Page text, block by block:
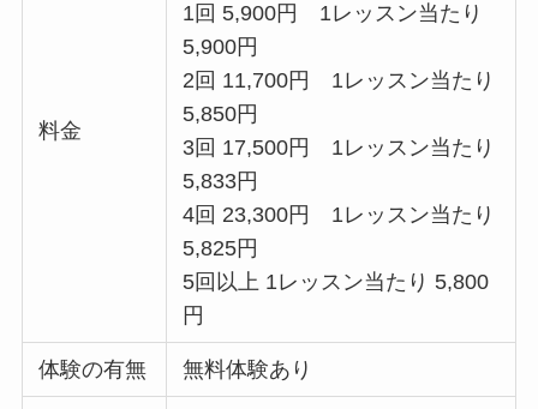
料金
1回 5,900円 1レッスン当たり
5,900円
2回 11,700円 1レッスン当たり
5,850円
3回 17,500円 1レッスン当たり
5,833円
4回 23,300円 1レッスン当たり
5,825円
5回以上 1レッスン当たり 5,800
円
体験の有無 無料体験あり